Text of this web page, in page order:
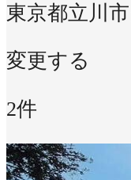
東京都立川市
変更する
2件